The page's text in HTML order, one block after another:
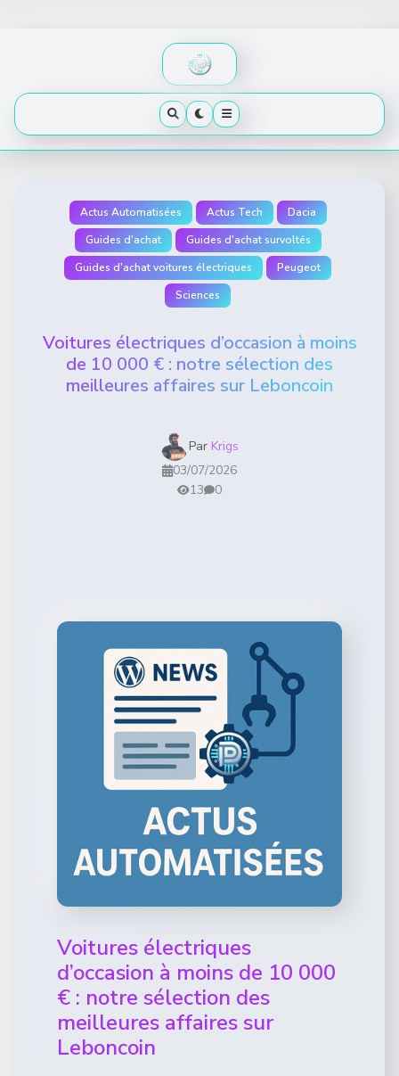
Actus Automatisées Actus Tech
Dacia
Guides d'achat
Guides d'achat survoltés
Guides d'achat voitures électriques
Peugeot
Sciences
Voitures électriques d’occasion à moins
de 10 000 € : notre sélection des
meilleures affaires sur Leboncoin
Par Krigs
03/07/2026
13
0
Voitures électriques
d’occasion à moins de 10 000
€ : notre sélection des
meilleures affaires sur
Leboncoin